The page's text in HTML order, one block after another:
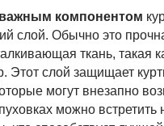
компонентом
слой. Обычно это
ткань, такая
Этот слой защищает
могут внезапно
можно встретить